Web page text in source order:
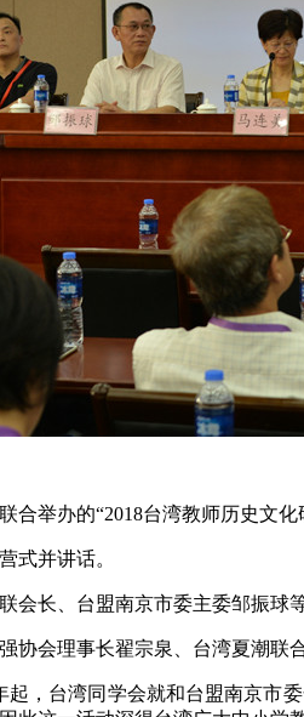
办的“2018台湾教师历史文化
并讲话。
长、台盟南京市委主委邹振球等
会理事长翟宗泉、台湾夏潮联合
台湾同学会就和台盟南京市